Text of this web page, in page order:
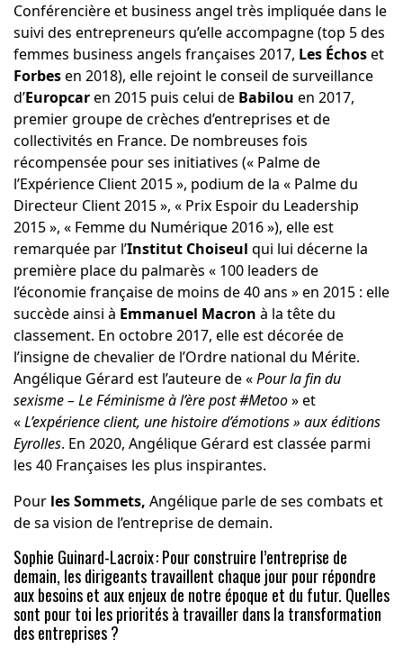
Conférencière et business angel très impliquée dans le
suivi des entrepreneurs qu’elle accompagne (top 5 des
femmes business angels françaises 2017, Les Échoset
Forbesen 2018), elle rejoint le conseil de surveillance
d’Europcaren 2015 puis celui de Babilou en 2017,
premier groupe de crèches d’entreprises et de
collectivités en France. De nombreuses fois
récompensée pour ses initiatives (« Palme de
l’Expérience Client 2015 », podium de la « Palme du
Directeur Client 2015 », « Prix Espoir du Leadership
2015 », « Femme du Numérique 2016 »), elle est
remarquée par l’Institut Choiseul qui lui décerne la
première place du palmarès « 100 leaders de
l’économie française de moins de 40 ans » en 2015 : elle
succède ainsi à Emmanuel Macron à la tête du
classement. En octobre 2017, elle est décorée de
l’insigne de chevalier de l’Ordre national du Mérite.
Angélique Gérard est l’auteure de «Pour la fin du
sexisme – Le Féminisme à l’ère post #Metoo» et
«L’expérience client, une histoire d’émotions » aux éditions
Eyrolles. En 2020, Angélique Gérard est classée parmi
les 40 Françaises les plus inspirantes.
Pour les Sommets, Angélique parle de ses combats et
de sa vision de l’entreprise de demain.
Sophie Guinard-Lacroix : Pour construire l’entreprise de
demain, les dirigeants travaillent chaque jour pour répondre
aux besoins et aux enjeux de notre époque et du futur. Quelles
sont pour toi les priorités à travailler dans la transformation
des entreprises ?